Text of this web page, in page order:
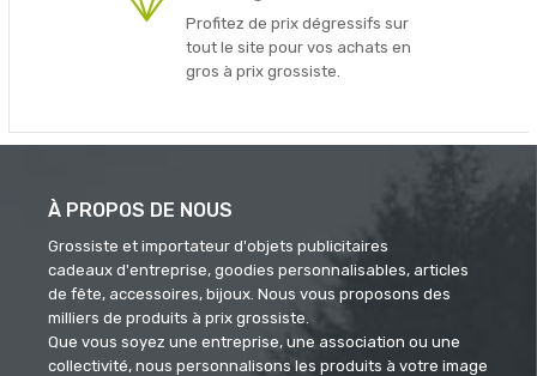
Profitez de prix dégressifs sur
tout le site pour vos achats en
gros à prix grossiste.
À PROPOS DE NOUS
Grossiste et importateur d'objets publicitaires
cadeaux d'entreprise, goodies personnalisables, articles
de fête, accessoires, bijoux. Nous vous proposons des
milliers de produits à prix grossiste.
Que vous soyez une entreprise, une association ou une
collectivité, nous personnalisons les produits à votre image